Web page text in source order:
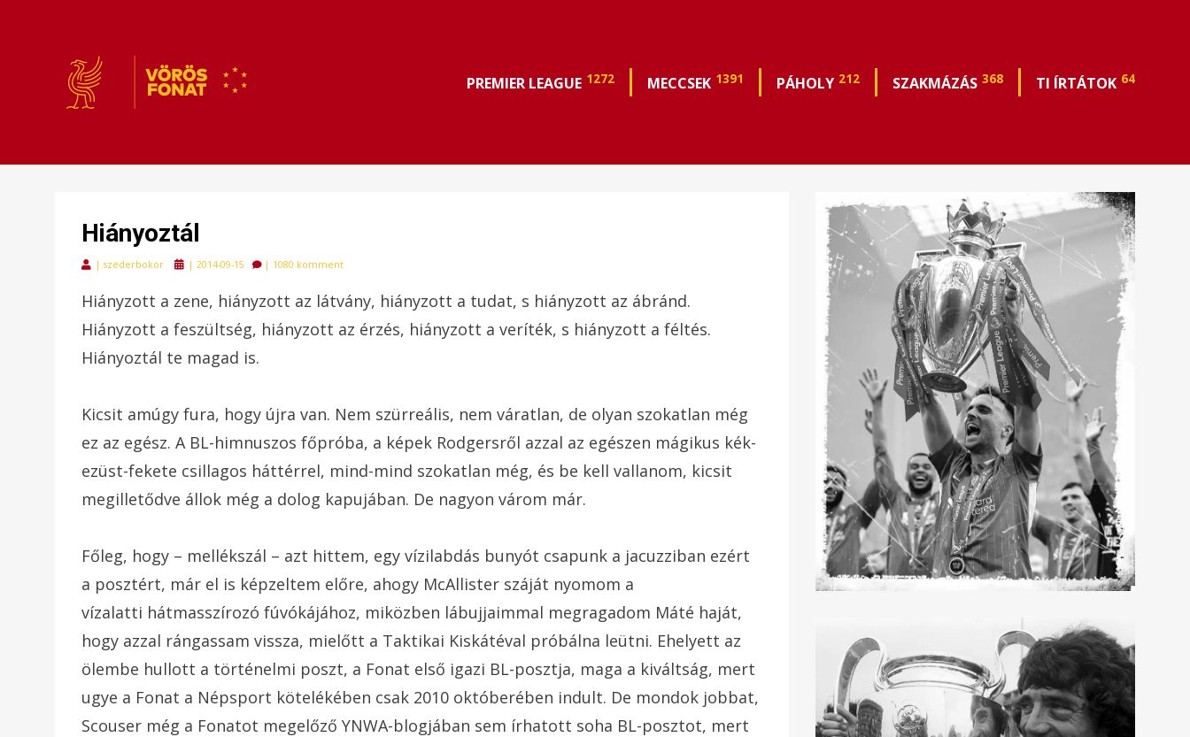
PREMIER LEAGUE 1272 MECCSEK 1391 PÁHOLY 212 SZAKMÁZÁS 368 TI ÍRTÁTOK 64
Hiányoztál
| szederbokor
Posted
| 2014-09-15 | 1080 komment
Hiányzott a zene, hiányzott az látvány, hiányzott a tudat, s hiányzott az ábránd.
Hiányzott a feszültség, hiányzott az érzés, hiányzott a veríték, s hiányzott a féltés.
Hiányoztál te magad is.
Kicsit amúgy fura, hogy újra van. Nem szürreális, nem váratlan, de olyan szokatlan még
ez az egész. A BL-himnuszos főpróba, a képek Rodgersről azzal az egészen mágikus kék-
ezüst-fekete csillagos háttérrel, mind-mind szokatlan még, és be kell vallanom, kicsit
megilletődve állok még a dolog kapujában. De nagyon várom már.
Főleg, hogy – mellékszál – azt hittem, egy vízilabdás bunyót csapunk a jacuzziban ezért
a posztért, már el is képzeltem előre, ahogy McAllister száját nyomom a
vízalatti hátmasszírozó fúvókájához, miközben lábujjaimmal megragadom Máté haját,
hogy azzal rángassam vissza, mielőtt a Taktikai Kiskátéval próbálna leütni. Ehelyett az
ölembe hullott a történelmi poszt, a Fonat első igazi BL-posztja, maga a kiváltság, mert
ugye a Fonat a Népsport kötelékében csak 2010 októberében indult. De mondok jobbat,
Scouser még a Fonatot megelőző YNWA-blogjában sem írhatott soha BL-posztot, mert